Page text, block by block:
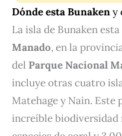
Dónde esta Bunakeny
La isla de Bunaken
Manado, en la
del Parque Nacional
incluye otras cuatro
Matehage y Nain. Este
increíble biodiversidad